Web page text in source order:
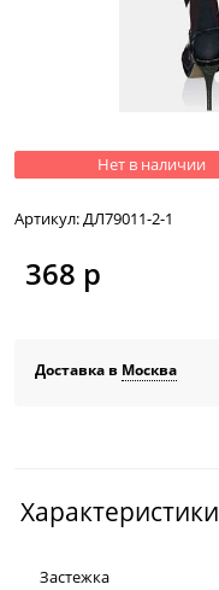
Нет в наличии
Артикул:ДЛ79011-2-1
368 р
Доставка в Москва
Характеристики
Застежка